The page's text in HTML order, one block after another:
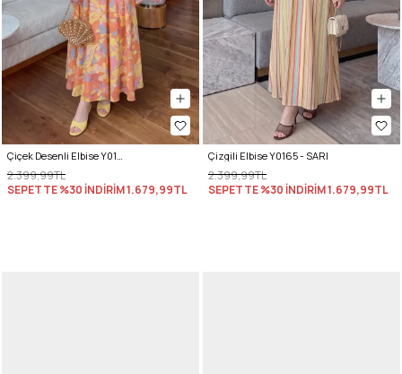
2.399,99TL
SEPETTE %30 İNDİRİM1.679,99TL
Çizgili Elbise Y0165 - SARI
2.399,99TL
SEPETTE %30 İNDİRİM1.679,99TL